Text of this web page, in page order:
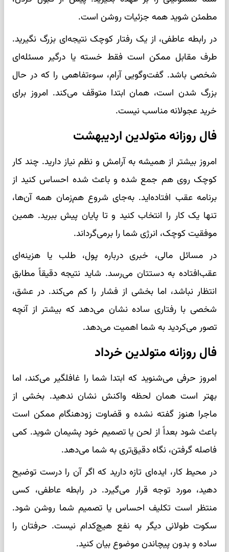
مطمئن شوید همه جزئیات روشن است.
در رابطه عاطفی، از یک رفتار کوچک نتیجه‌ای بزرگ نگیرید.
طرف مقابل ممکن است فقط خسته یا درگیر مسئله‌ای
شخصی باشد. گفت‌وگویی آرام، سوءتفاهمی را که در حال
بزرگ شدن است، همان ابتدا متوقف می‌کند. امروز برای
خرید عجولانه مناسب نیست.
فال روزانه متولدین اردیبهشت
امروز بیشتر از همیشه به آرامش و نظم نیاز دارید. چند کار
کوچک روی هم جمع شده و باعث شده احساس کنید از
برنامه عقب افتاده‌اید. به‌جای شروع هم‌زمان همه آن‌ها،
تنها یک کار را انتخاب کنید و تا پایان پیش ببرید. همین
موفقیت کوچک، انرژی شما را برمی‌گرداند.
در مسائل مالی، خبری درباره پول، طلب یا هزینه‌ای
عقب‌افتاده به دستتان می‌رسد. شاید نتیجه دقیقاً مطابق
انتظار نباشد، اما بخشی از فشار را کم می‌کند. در عشق،
شخصی با رفتاری ساده نشان می‌دهد که بیشتر از آنچه
تصور می‌کردید به شما اهمیت می‌دهد.
فال روزانه متولدین خرداد
امروز حرفی می‌شنوید که ابتدا شما را غافلگیر می‌کند، اما
بهتر است همان لحظه واکنش نشان ندهید. بخشی از
ماجرا هنوز گفته نشده و قضاوت زودهنگام ممکن است
باعث شود بعداً از لحن یا تصمیم خود پشیمان شوید. کمی
فاصله گرفتن، نگاه دقیق‌تری به شما می‌دهد.
در محیط کار، ایده‌ای تازه دارید که اگر آن را درست توضیح
دهید، مورد توجه قرار می‌گیرد. در رابطه عاطفی، کسی
منتظر است تکلیف احساس یا تصمیم شما روشن شود.
سکوت طولانی دیگر به نفع هیچ‌کدام نیست. حرفتان را
ساده و بدون پیچاندن موضوع بیان کنید.